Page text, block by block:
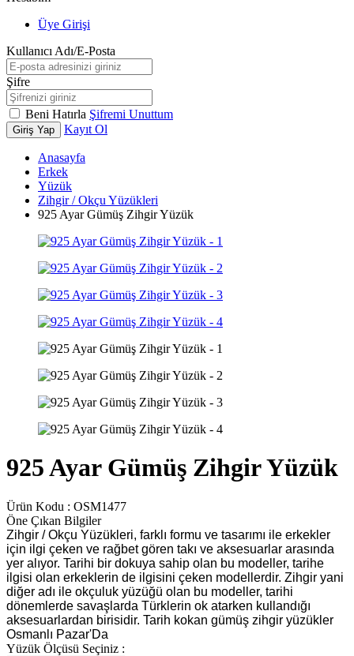
Üye Girişi
Kullanıcı Adı/E-Posta
Şifre
Beni Hatırla Şifremi Unuttum
Giriş Yap Kayıt Ol
Anasayfa
Erkek
Yüzük
Zihgir / Okçu Yüzükleri
925 Ayar Gümüş Zihgir Yüzük
925 Ayar Gümüş Zihgir Yüzük
Ürün Kodu : OSM1477
Öne Çıkan Bilgiler
Zihgir / Okçu Yüzükleri, farklı formu ve tasarımı ile erkekler
için ilgi çeken ve rağbet gören takı ve aksesuarlar arasında
yer alıyor. Tarihi bir dokuya sahip olan bu modeller, tarihe
ilgisi olan erkeklerin de ilgisini çeken modellerdir. Zihgir yani
diğer adı ile okçuluk yüzüğü olan bu modeller, tarihi
dönemlerde savaşlarda Türklerin ok atarken kullandığı
aksesuarlardan birisidir. Tarih kokan gümüş zihgir yüzükler
Osmanlı Pazar'Da
Yüzük Ölçüsü Seçiniz :